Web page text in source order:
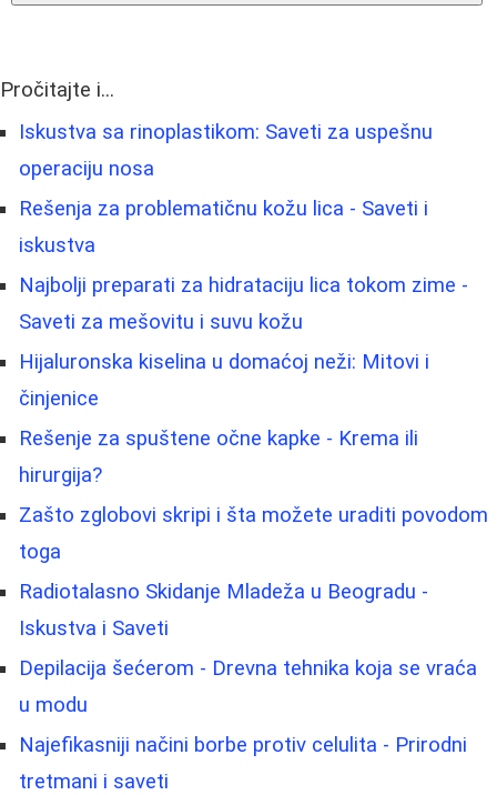
Pročitajte i...
Iskustva sa rinoplastikom: Saveti za uspešnu
operaciju nosa
Rešenja za problematičnu kožu lica - Saveti i
iskustva
Najbolji preparati za hidrataciju lica tokom zime -
Saveti za mešovitu i suvu kožu
Hijaluronska kiselina u domaćoj neži: Mitovi i
činjenice
Rešenje za spuštene očne kapke - Krema ili
hirurgija?
Zašto zglobovi skripi i šta možete uraditi povodom
toga
Radiotalasno Skidanje Mladeža u Beogradu -
Iskustva i Saveti
Depilacija šećerom - Drevna tehnika koja se vraća
u modu
Najefikasniji načini borbe protiv celulita - Prirodni
tretmani i saveti